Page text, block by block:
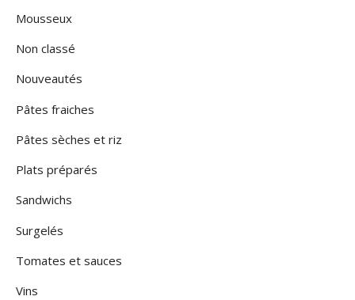
Mousseux
Non classé
Nouveautés
Pâtes fraiches
Pâtes sèches et riz
Plats préparés
Sandwichs
Surgelés
Tomates et sauces
Vins